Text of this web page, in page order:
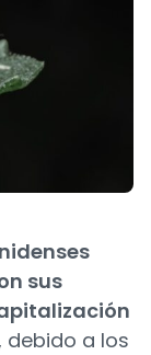
sus
debido a los